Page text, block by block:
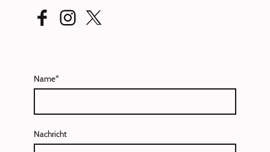
Name*
Nachricht